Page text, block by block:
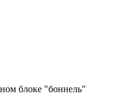
блоке "боннель"